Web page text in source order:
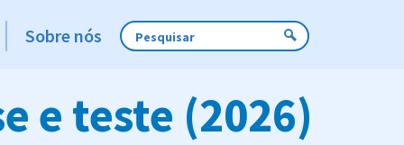
Sobre nós
e teste (2026)